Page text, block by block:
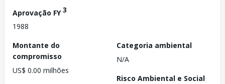
Aprovação FY3
1988
Montante do
compromisso
US$ 0.00 milhões
Categoria ambiental
N/A
Risco Ambiental e Social